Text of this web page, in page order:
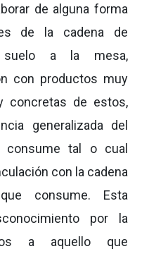
de alguna forma
de la cadena de
suelo a la mesa,
con productos muy
concretas de estos,
generalizada del
consume tal o cual
con la cadena
consume. Esta
por la
a aquello que